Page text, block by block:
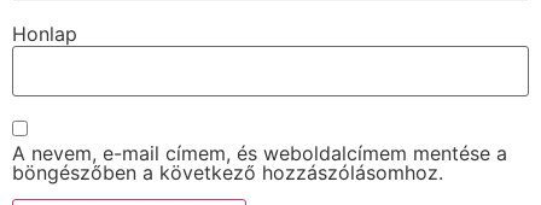
Honlap
A nevem, e-mail címem, és weboldalcímem mentése a
böngészőben a következő hozzászólásomhoz.